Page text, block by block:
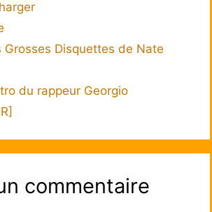
Grosses Disquettes de Nate
du rappeur Georgio
commentaire